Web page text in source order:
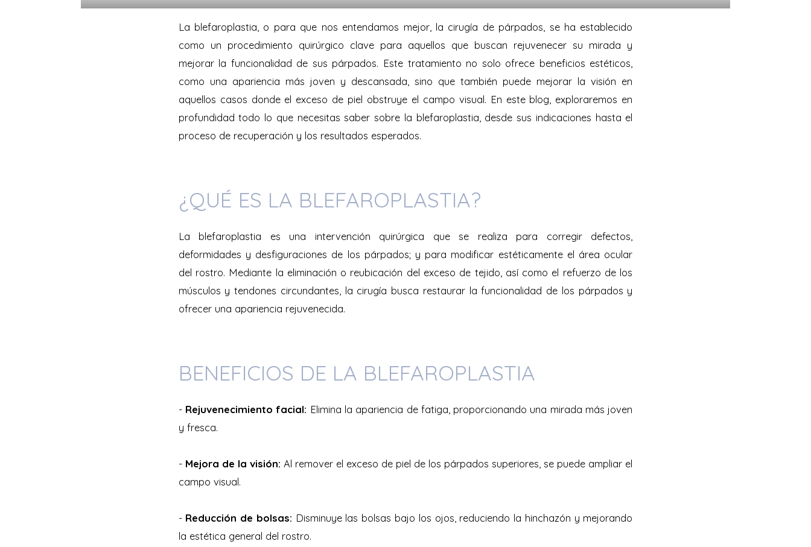
La blefaroplastia, o para que nos entendamos mejor, la cirugía de párpados, se ha establecido
como un procedimiento quirúrgico clave para aquellos que buscan rejuvenecer su mirada y
mejorar la funcionalidad de sus párpados. Este tratamiento no solo ofrece beneficios estéticos,
como una apariencia más joven y descansada, sino que también puede mejorar la visión en
aquellos casos donde el exceso de piel obstruye el campo visual. En este blog, exploraremos en
profundidad todo lo que necesitas saber sobre la blefaroplastia, desde sus indicaciones hasta el
proceso de recuperación y los resultados esperados.
¿QUÉ ES LA BLEFAROPLASTIA?
La blefaroplastia es una intervención quirúrgica que se realiza para corregir defectos,
deformidades y desfiguraciones de los párpados; y para modificar estéticamente el área ocular
del rostro. Mediante la eliminación o reubicación del exceso de tejido, así como el refuerzo de los
músculos y tendones circundantes, la cirugía busca restaurar la funcionalidad de los párpados y
ofrecer una apariencia rejuvenecida.
BENEFICIOS DE LA BLEFAROPLASTIA
- Rejuvenecimiento facial: Elimina la apariencia de fatiga, proporcionando una mirada más joven
y fresca.
- Mejora de la visión: Al remover el exceso de piel de los párpados superiores, se puede ampliar el
campo visual.
- Reducción de bolsas: Disminuye las bolsas bajo los ojos, reduciendo la hinchazón y mejorando
la estética general del rostro.